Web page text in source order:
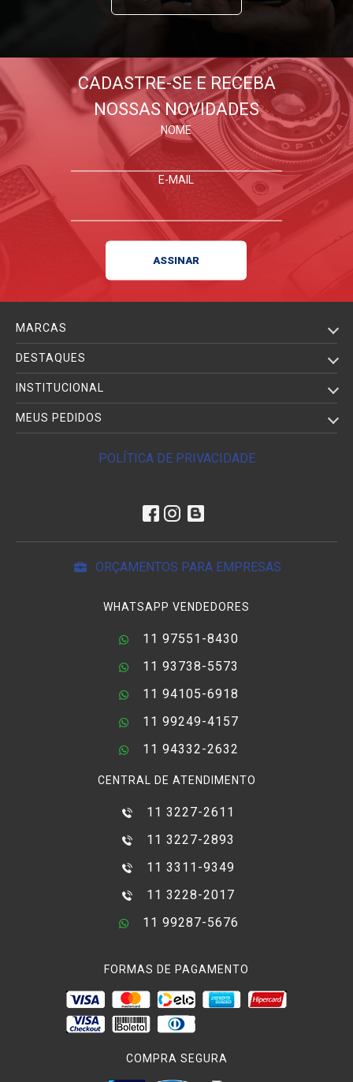
CADASTRE-SE E RECEBA
NOSSAS NOVIDADES
NOME
E-MAIL
MARCAS
DESTAQUES
INSTITUCIONAL
MEUS PEDIDOS
POLÍTICA DE PRIVACIDADE
ORÇAMENTOS PARA EMPRESAS
WHATSAPP VENDEDORES
11 97551-8430
11 93738-5573
11 94105-6918
11 99249-4157
11 94332-2632
CENTRAL DE ATENDIMENTO
11 3227-2611
11 3227-2893
11 3311-9349
11 3228-2017
11 99287-5676
FORMAS DE PAGAMENTO
COMPRA SEGURA